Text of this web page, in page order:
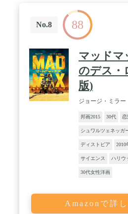
No.8 88
マッドマ
のデス・
版)
ジョージ・ミラー
邦画2015 30代 恋
シュワルツェネッガ
ディストピア 2010
サイエンス ハリウ
30代女性洋画
Amazonで詳